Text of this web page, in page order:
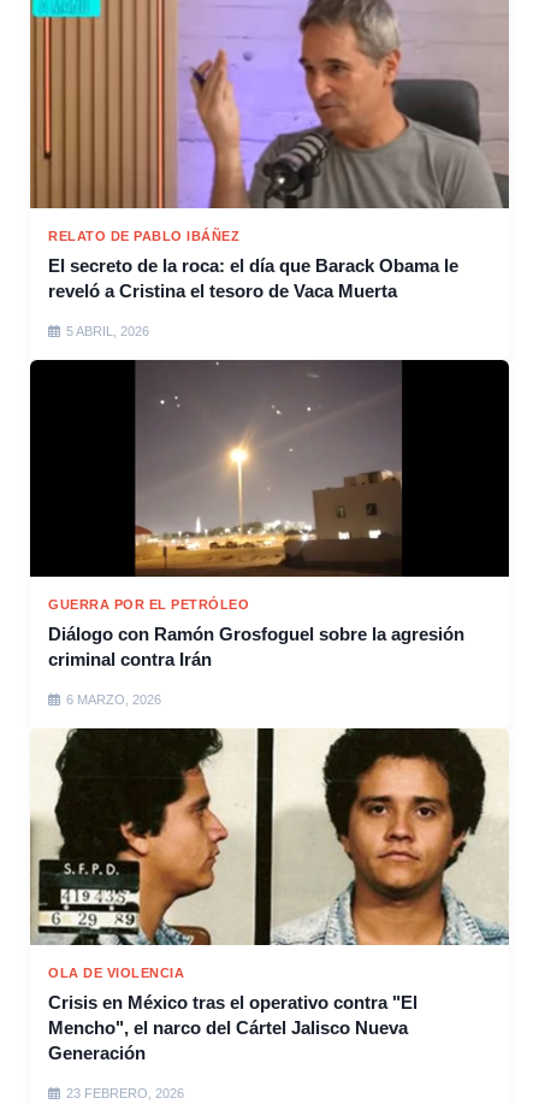
RELATO DE PABLO IBÁÑEZ
El secreto de la roca: el día que Barack Obama le
reveló a Cristina el tesoro de Vaca Muerta
5 ABRIL, 2026
GUERRA POR EL PETRÓLEO
Diálogo con Ramón Grosfoguel sobre la agresión
criminal contra Irán
6 MARZO, 2026
OLA DE VIOLENCIA
Crisis en México tras el operativo contra "El
Mencho", el narco del Cártel Jalisco Nueva
Generación
23 FEBRERO, 2026